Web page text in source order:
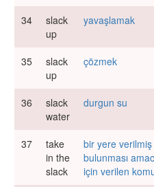
34
slack
up
yavaşlamak
35
slack
up
çözmek
36
slack
water
durgun su
37
take
in the
slack
bir yere
bulunması
için verilen